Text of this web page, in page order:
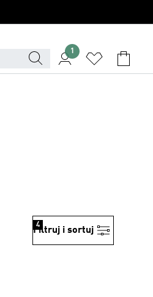
1
Filtruj i sortuj
4